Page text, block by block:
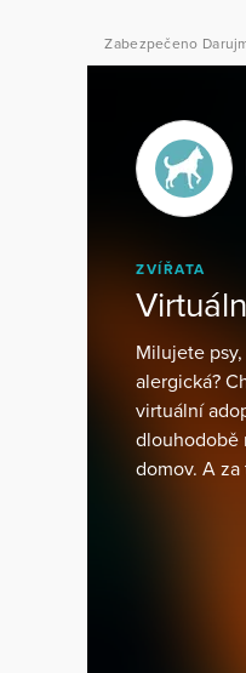
Zabezpečeno
ZVÍŘATA
Milujete
alergická?
virtuální
dlouhodobě
domov. A